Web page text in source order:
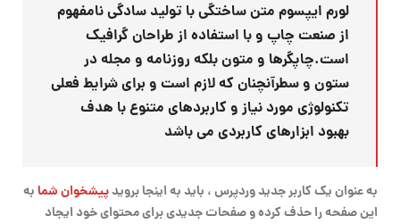
لورم ایپسوم متن ساختگی با تولید سادگی نامفهوم
از صنعت چاپ و با استفاده از طراحان گرافیک
است.چاپگرها و متون بلکه روزنامه و مجله در
ستون و سطرآنچنان که لازم است و برای شرایط فعلی
تکنولوژی مورد نیاز و کاربردهای متنوع با هدف
بهبود ابزارهای کاربردی می باشد
به عنوان یک کاربر جدید وردپرس ، باید به اینجا برویدپیشخوان شمابه
این صفحه را حذف کرده و صفحات جدیدی برای محتوای خود ایجاد